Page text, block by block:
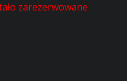
zarezerwowane